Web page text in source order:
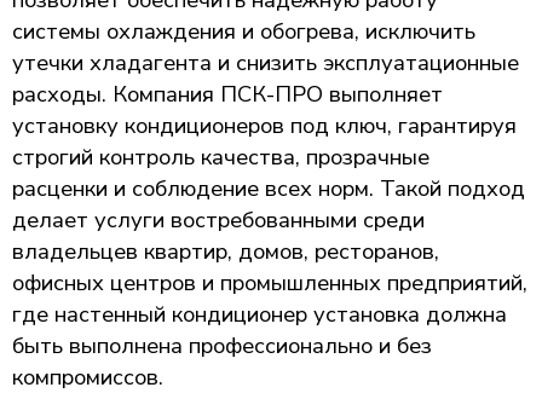
системы охлаждения и обогрева, исключить
утечки хладагента и снизить эксплуатационные
расходы. Компания ПСК-ПРО выполняет
установку кондиционеров под ключ, гарантируя
строгий контроль качества, прозрачные
расценки и соблюдение всех норм. Такой подход
делает услуги востребованными среди
владельцев квартир, домов, ресторанов,
офисных центров и промышленных предприятий,
где настенный кондиционер установка должна
быть выполнена профессионально и без
компромиссов.